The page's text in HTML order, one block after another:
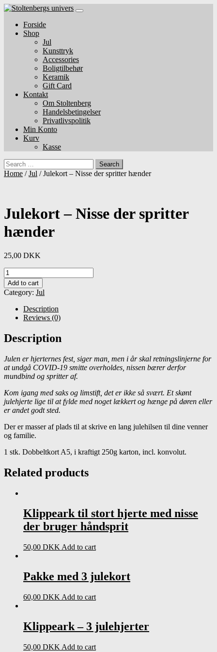
Skip
contentForside
Shop
Jul
Kunsttryk
Accessories
Boligtilbehør
Keramik
Gift Card
Kontakt
Om Stoltenberg
Handelsbetingelser
Privatlivspolitik
Min Konto
Kurv
Kasse
Search
Home /Jul / Julekort – Nisse der spritter hænder
Julekort – Nisse der spritter
hænder
25,00 DKK
Julekort
-
Nisse
der
spritter
hænder
quantity
Add to cart
Category: Jul
Description
Reviews (0)
Description
Julen er hjerternes fest, siger man, men i år skal retningslinjerne for
at undgå COVID-19 smitte overholdes, nissen bærer derfor
mundbind og spritter af.
Kom igang med saks og limstift, det er ikke så svært. Et skønt
julehjerte lige til at fylde med noget lækkert og hænge på døren eller
er andet godt sted.
Der er masser af plads til at skrive en lang julehilsen til dine venner
og familie.
1 stk. Dobbeltkort A5, i kraftigt 250g karton, incl. konvolut.
Related products
Klippeark til stort hjerte med nisse
der bruger håndsprit
50,00 DKK Add to cart
Pakke med 3 julekort
60,00 DKK Add to cart
Klippeark – 3 julehjerter
50,00 DKK Add to cart